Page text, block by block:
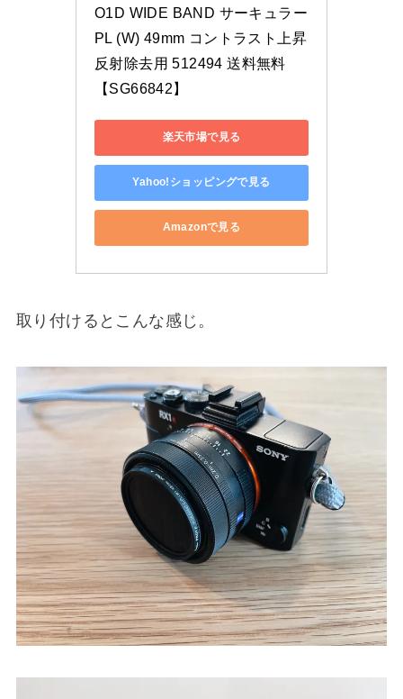
O1D WIDE BAND サーキュラー
PL (W) 49mm コントラスト上昇
反射除去用 512494 送料無料
【SG66842】
楽天市場で見る
Yahoo!ショッピングで見る
Amazonで見る
取り付けるとこんな感じ。